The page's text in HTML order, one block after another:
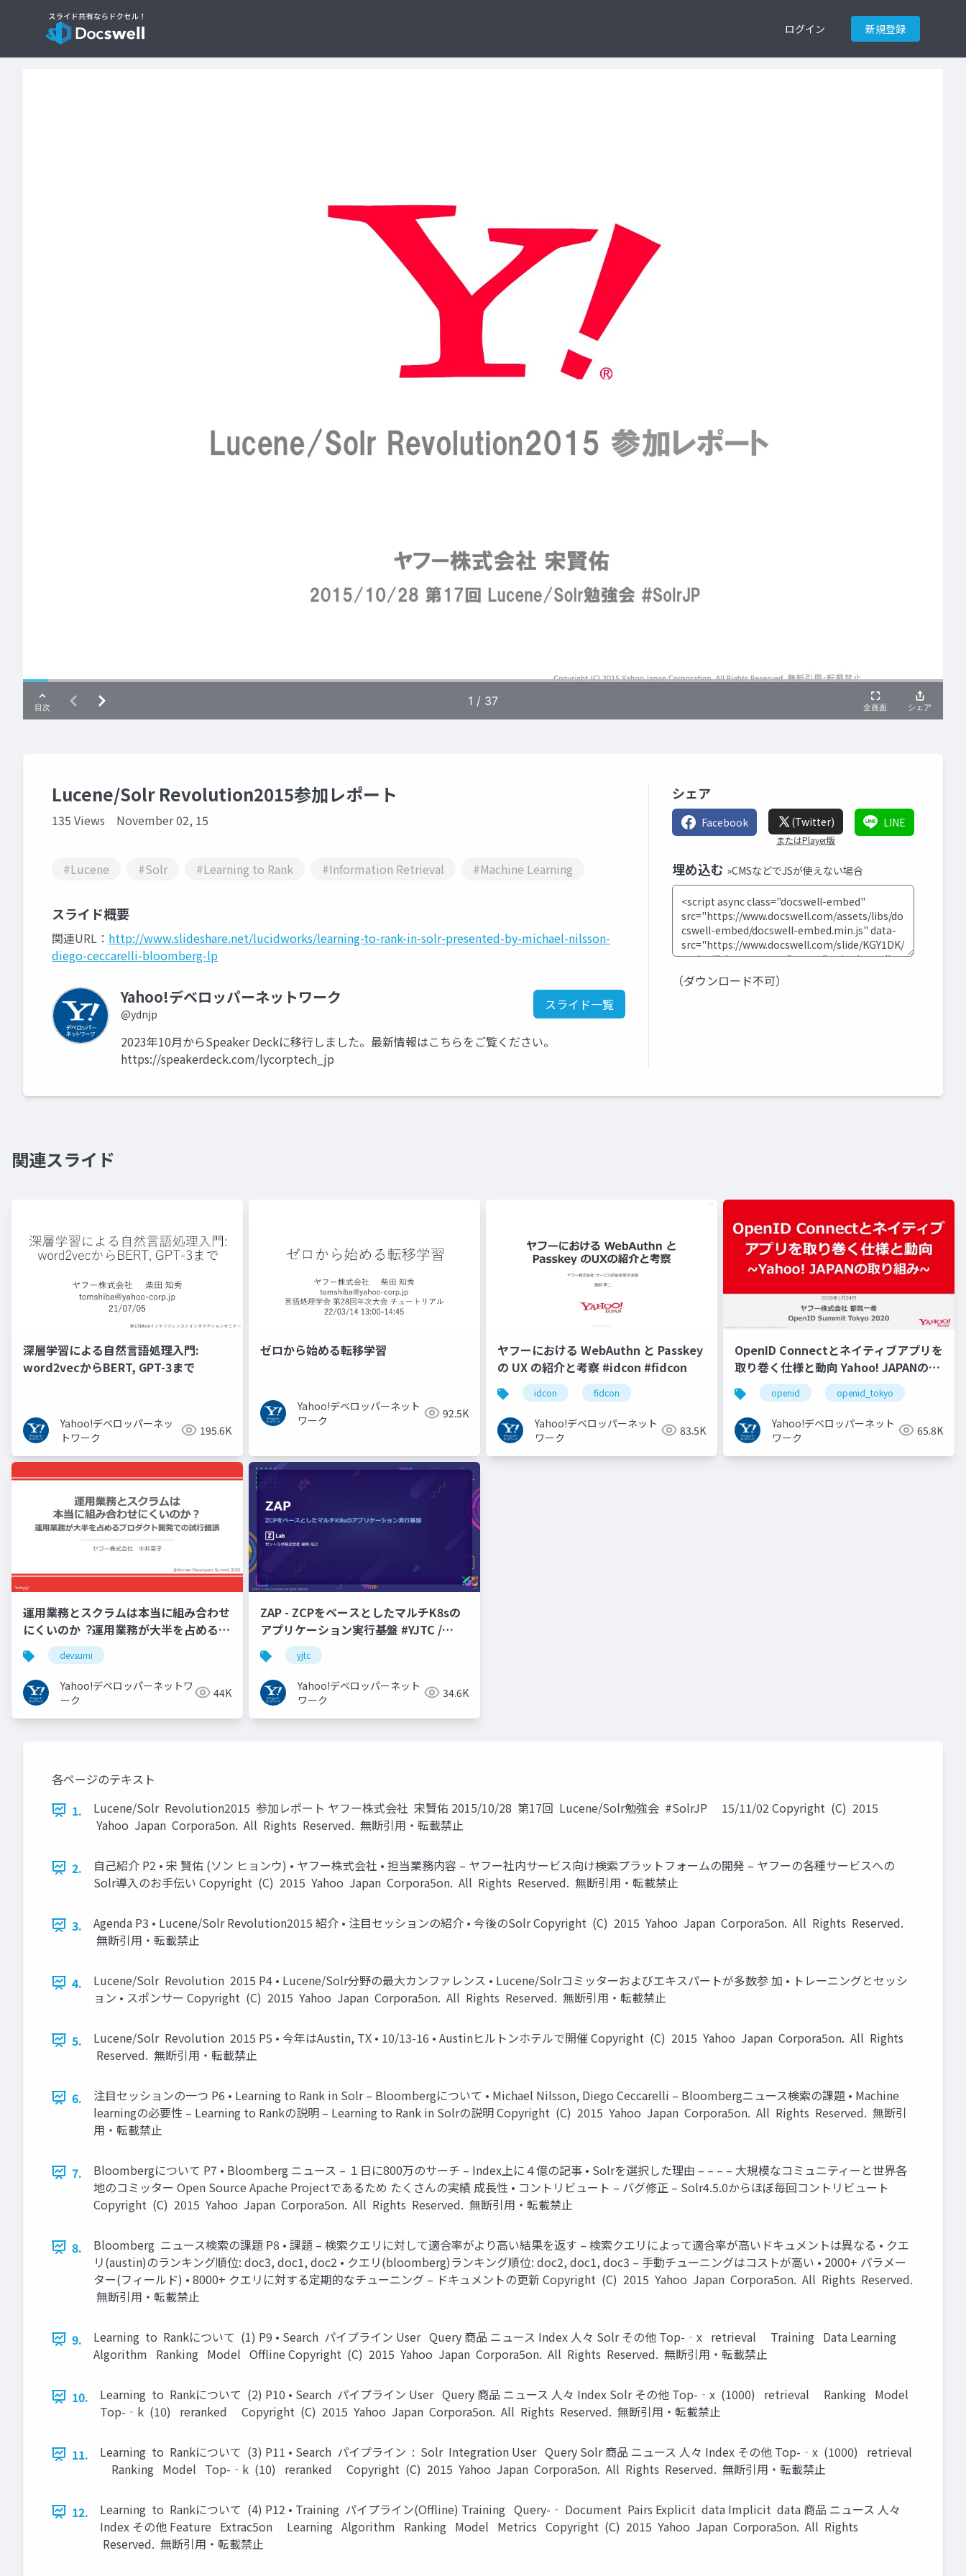
ログイン 新規登録
Lucene/Solr Revolution2015参加レポート
135 Views November 02, 15
#Lucene #Solr #Learning to Rank #Information Retrieval #Machine Learning
スライド概要
関連URL： http://www.slideshare.net/lucidworks/learning-to-rank-in-solr-presented-by-michael-nilsson-
diego-ceccarelli-bloomberg-lp
Yahoo!デベロッパーネットワーク
@ydnjp
スライド一覧
2023年10月からSpeaker Deckに移行しました。最新情報はこちらをご覧ください。
https://speakerdeck.com/lycorptech_jp
シェア
Facebook (Twitter)
またはPlayer版
LINE
埋め込む »CMSなどでJSが使えない場合
（ダウンロード不可）
関連スライド
深層学習による自然言語処理入門:
word2vecからBERT, GPT-3まで
Yahoo!デベロッパーネッ
トワーク
195.6K
ゼロから始める転移学習
Yahoo!デベロッパーネット
ワーク
92.5K
ヤフーにおける WebAuthn と Passkey
の UX の紹介と考察 #idcon #fidcon
idcon fidcon
Yahoo!デベロッパーネット
ワーク
83.5K
OpenID Connectとネイティブアプリを
取り巻く仕様と動向 Yahoo! JAPANの取
り組み #openid #openid_tokyo
openid openid_tokyo
Yahoo!デベロッパーネット
ワーク
65.8K
運用業務とスクラムは本当に組み合わせ
にくいのか︖運用業務が大半を占めるプ
ロダクト開発での試行錯誤
devsumi
Yahoo!デベロッパーネットワ
ーク
44K
ZAP - ZCPをベースとしたマルチK8sの
アプリケーション実行基盤 #YJTC /
YJTC21 B-3
yjtc
Yahoo!デベロッパーネット
ワーク
34.6K
各ページのテキスト
1.
Lucene/Solr Revolution2015 参加レポート ヤフー株式会社 宋賢佑 2015/10/28 第17回 Lucene/Solr勉強会 #SolrJP 15/11/02 Copyright (C) 2015
Yahoo Japan Corpora5on. All Rights Reserved. 無断引用・転載禁止
2.
自己紹介 P2 • 宋 賢佑 (ソン ヒョンウ) • ヤフー株式会社 • 担当業務内容 – ヤフー社内サービス向け検索プラットフォームの開発 – ヤフーの各種サービスへの
Solr導入のお手伝い Copyright (C) 2015 Yahoo Japan Corpora5on. All Rights Reserved. 無断引用・転載禁止
3.
Agenda P3 • Lucene/Solr Revolution2015 紹介 • 注目セッションの紹介 • 今後のSolr Copyright (C) 2015 Yahoo Japan Corpora5on. All Rights Reserved.
無断引用・転載禁止
4.
Lucene/Solr Revolution 2015 P4 • Lucene/Solr分野の最大カンファレンス • Lucene/Solrコミッターおよびエキスパートが多数参 加 • トレーニングとセッシ
ョン • スポンサー Copyright (C) 2015 Yahoo Japan Corpora5on. All Rights Reserved. 無断引用・転載禁止
5.
Lucene/Solr Revolution 2015 P5 • 今年はAustin, TX • 10/13-16 • Austinヒルトンホテルで開催 Copyright (C) 2015 Yahoo Japan Corpora5on. All Rights
Reserved. 無断引用・転載禁止
6.
注目セッションの一つ P6 • Learning to Rank in Solr – Bloombergについて • Michael Nilsson, Diego Ceccarelli – Bloombergニュース検索の課題 • Machine
learningの必要性 – Learning to Rankの説明 – Learning to Rank in Solrの説明 Copyright (C) 2015 Yahoo Japan Corpora5on. All Rights Reserved. 無断引
用・転載禁止
7.
Bloombergについて P7 • Bloomberg ニュース – １日に800万のサーチ – Index上に４億の記事 • Solrを選択した理由 – – – – 大規模なコミュニティーと世界各
地のコミッター Open Source Apache Projectであるため たくさんの実績 成長性 • コントリビュート – バグ修正 – Solr4.5.0からほぼ毎回コントリビュート
Copyright (C) 2015 Yahoo Japan Corpora5on. All Rights Reserved. 無断引用・転載禁止
8.
Bloomberg ニュース検索の課題 P8 • 課題 – 検索クエリに対して適合率がより高い結果を返す – 検索クエリによって適合率が高いドキュメントは異なる • クエ
リ(austin)のランキング順位: doc3, doc1, doc2 • クエリ(bloomberg)ランキング順位: doc2, doc1, doc3 – 手動チューニングはコストが高い • 2000+ パラメー
ター(フィールド) • 8000+ クエリに対する定期的なチューニング – ドキュメントの更新 Copyright (C) 2015 Yahoo Japan Corpora5on. All Rights Reserved.
無断引用・転載禁止
9.
Learning to Rankについて (1) P9 • Search パイプライン User Query 商品 ニュース Index 人々 Solr その他 Top-­‐x retrieval Training Data Learning
Algorithm Ranking Model Offline Copyright (C) 2015 Yahoo Japan Corpora5on. All Rights Reserved. 無断引用・転載禁止
10.
Learning to Rankについて (2) P10 • Search パイプライン User Query 商品 ニュース 人々 Index Solr その他 Top-­‐x (1000) retrieval Ranking Model
Top-­‐k (10) reranked Copyright (C) 2015 Yahoo Japan Corpora5on. All Rights Reserved. 無断引用・転載禁止
11.
Learning to Rankについて (3) P11 • Search パイプライン : Solr Integration User Query Solr 商品 ニュース 人々 Index その他 Top-­‐x (1000) retrieval
Ranking Model Top-­‐k (10) reranked Copyright (C) 2015 Yahoo Japan Corpora5on. All Rights Reserved. 無断引用・転載禁止
12.
Learning to Rankについて (4) P12 • Training パイプライン(Offline) Training Query-­‐ Document Pairs Explicit data Implicit data 商品 ニュース 人々
Index その他 Feature Extrac5on Learning Algorithm Ranking Model Metrics Copyright (C) 2015 Yahoo Japan Corpora5on. All Rights
Reserved. 無断引用・転載禁止